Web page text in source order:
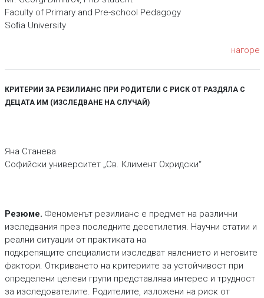
Faculty of Primary and Pre-school Pedagogy
Soﬁa University
нагоре
КРИТЕРИИ ЗА РЕЗИЛИАНС ПРИ РОДИТЕЛИ С РИСК ОТ РАЗДЯЛА С
ДЕЦАТА ИМ (ИЗСЛЕДВАНЕ НА СЛУЧАЙ)
Яна Cтанева
Софийски университет „Св. Климент Охридски“
Резюме. Феноменът резилианс е предмет на различни
изследвания през последните десетилетия. Научни статии и
реални ситуации от практиката на
подкрепящите специалисти изследват явлението и неговите
фактори. Откриването на критериите за устойчивост при
определени целеви групи представлява интерес и трудност
за изследователите. Родителите, изложени на риск от